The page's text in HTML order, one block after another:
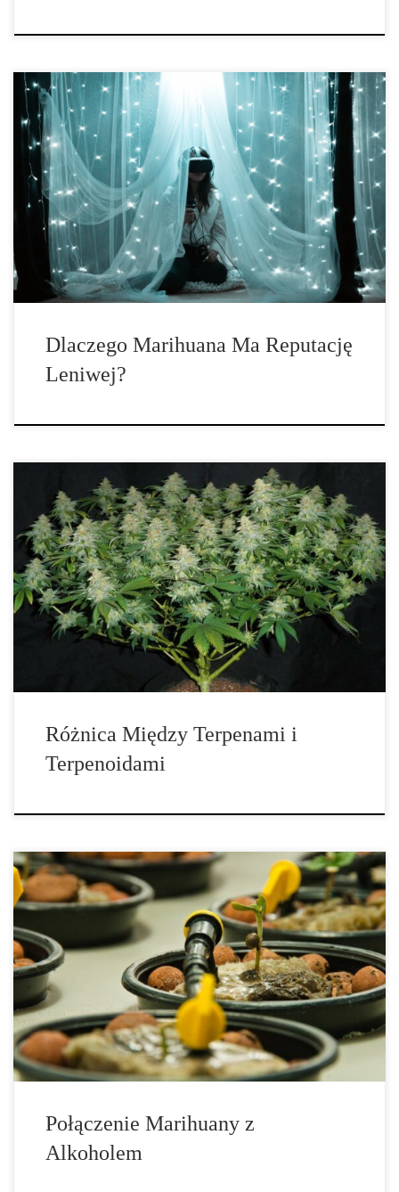
Marihuana historycznie ma reputację czyniącą ludzi leniwymi, a
jej użytkownicy są zazwyczaj postrzegani jako obiboki. Chociaż ta
reputacja może nie być całkowicie trafna, niektóre skutki uboczne
mogą sprawić, że ludzie poczują się ospali lub pozbawieni
motywacji. Związek między marihuaną a lenistwem Lenistwo
często charakteryzuje się brakiem podejmowania indywidualnego
wysiłku. Jeśli […]
Dlaczego Marihuana Ma Reputację
Leniwej?
Jaka jest różnica między terpenami i terpenoidami? Terpenoidy
wywodzą się z terpenów poprzez utlenianie, co sprawia, że
obecność atomów tlenu jest główną różnicą między nimi. Ta
niewielka różnica może być powodem, dla którego związki te
mogą mieć różne efekty. Jednak terpenoidy to w rzeczywistości
ogromna klasa związków chemicznych. Wszystkie terpeny […]
Różnica Między Terpenami i
Terpenoidami
Mieszanie marihuany z alkoholem nie jest zalecane, ponieważ mają
one duży wpływ na negatywne skutki każdej substancji na
organizm, począwszy od złego samopoczucia po zwiększone
ryzyko zatrucia alkoholem. Alkohol jest jednym z najczęściej
używanych narkotyków rekreacyjnych na świecie, zaraz po
kofeinie. Tymczasem marihuana jest najczęściej używanym
nielegalnym lekiem na świecie. […]
Połączenie Marihuany z
Alkoholem